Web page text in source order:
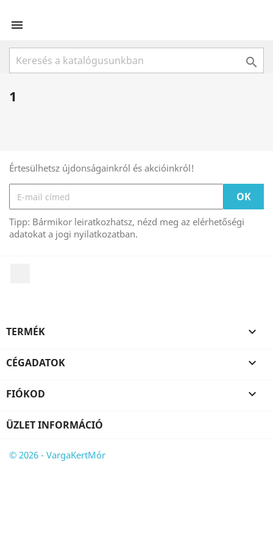


1
Értesülhetsz újdonságainkról és akcióinkról!
Tipp: Bármikor leiratkozhatsz, nézd meg az elérhetőségi
adatokat a jogi nyilatkozatban.
TERMÉK 
CÉGADATOK 
FIÓKOD 
ÜZLET INFORMÁCIÓ
© 2026 - VargaKertMór